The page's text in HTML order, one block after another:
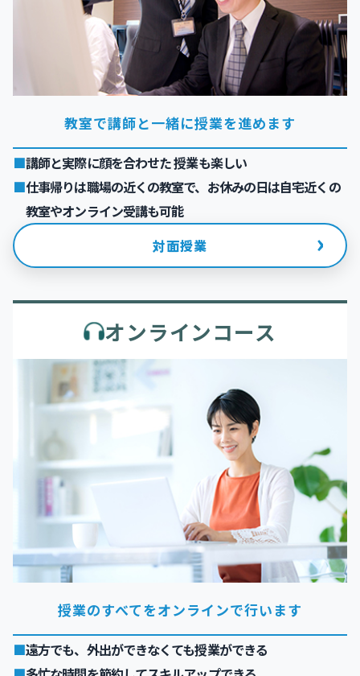
教室で講師と一緒に授業を進めます
講師と実際に顔を合わせた 授業も楽しい
仕事帰りは職場の近くの教室で、お休みの日は自宅近くの
教室やオンライン受講も可能
対面授業
›
オンラインコース
授業のすべてをオンラインで行います
遠方でも、外出ができなくても授業ができる